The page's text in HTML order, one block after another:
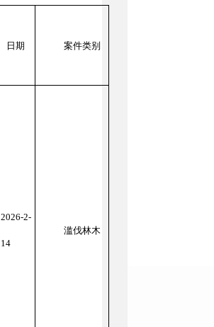
日期 案件类别
2026-2-
14
滥伐林木